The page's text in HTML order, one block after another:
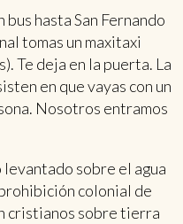
hasta San Fernando
tomas un maxitaxi
Te deja en la puerta. La
en que vayas con un
Nosotros entramos
levantado sobre el agua
colonial de
cristianos sobre tierra